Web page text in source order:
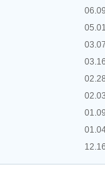
06.09
05.01
03.07
03.16
02.28
02.03
01.09
12.16